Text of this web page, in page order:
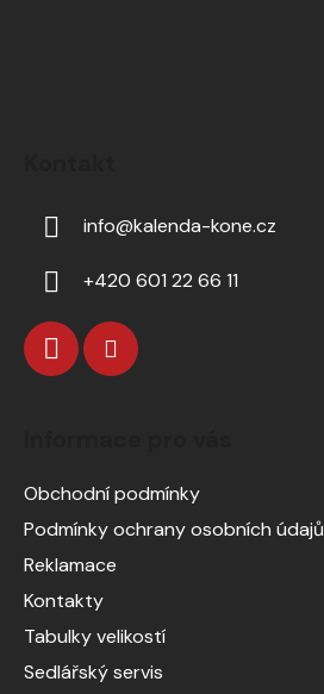
info@kalenda-kone.cz
+420 601 22 66 11
Obchodní podmínky
Podmínky ochrany osobních údajů
Reklamace
Kontakty
Tabulky velikostí
Sedlářský servis